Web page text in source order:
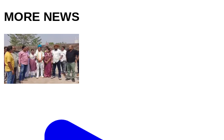
MORE NEWS